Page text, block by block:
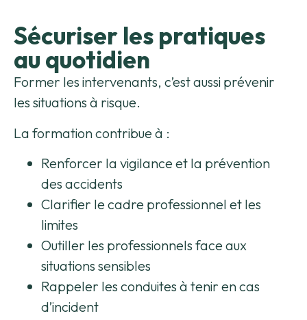
Sécuriser les pratiques
au quotidien
Former les intervenants, c’est aussi prévenir
les situations à risque.
La formation contribue à :
Renforcer la vigilance et la prévention
des accidents
Clarifier le cadre professionnel et les
limites
Outiller les professionnels face aux
situations sensibles
Rappeler les conduites à tenir en cas
d’incident